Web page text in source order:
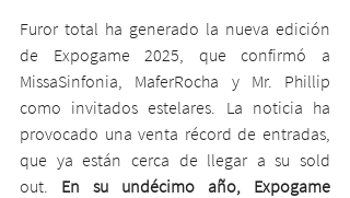
Furor total ha generado la nueva edición
de Expogame 2025, que confirmó a
MissaSinfonia, MaferRocha y Mr. Phillip
como invitados estelares. La noticia ha
provocado una venta récord de entradas,
que ya están cerca de llegar a su sold
out. En su undécimo año, Expogame